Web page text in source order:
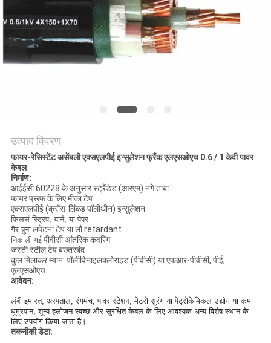
समाचार
बोली
का
अनुरोध
NEWS
साइटमैप
गोपनीयता
नीति
उत्पाद विवरण
फायर-रेसिस्टेंट असेंबली एक्सएलपीई इन्सुलेशन फ्रैंक एलएसओएच 0.6 / 1 केवी पावर
केबल
निर्माण:
आईईसी 60228 के अनुसार स्ट्रैंडेड (आरएम) नंगे तांबा
फायर प्रूफ के लिए मीका टेप
एक्सएलपीई (क्रॉस-लिंक्ड पॉलीथीन) इन्सुलेशन
फिलर्स स्ट्रिप, यार्न, या पेपर
गैर बुनालपेटना टेप या लौ retardant
निकाली गईपीवीसी आंतरिक कवरिंग
जस्ती स्टील टेप बख्तरबंद
कुल मिलाकर म्यान: पॉलीविनाइलक्लोराइड (पीवीसी) या एफआर-पीवीसी, पीई,
एलएसओएच
आवेदन:
लंबी इमारत, अस्पताल, रंगमंच, पावर स्टेशन, मेट्रो सुरंग या पेट्रोकेमिकल उद्योग या कम
धूम्रपान, शून्य हलोजन स्वच्छ और सुरक्षित केबल के लिए आवश्यक अन्य विशेष स्थान के
लिए उपयोग किया जाता है।
तकनीकी डेटा: